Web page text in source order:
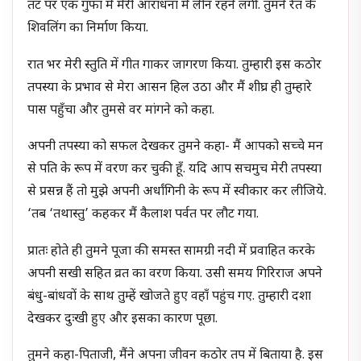
तट पर एक गुफा में मेरी आराधना में लीन रहने लगीं. तुमने रेत के
शिवलिंग का निर्माण किया.
रात भर मेरी स्तुति में गीत गाकर जागरण किया. तुम्हारी इस कठोर
तपस्या के प्रभाव से मेरा आसन हिल उठा और मैं शीघ्र ही तुम्हारे
पास पहुँचा और तुमसे वर मांगने को कहा.
अपनी तपस्या को सफल देखकर तुमने कहा- मैं आपको सच्चे मन
से पति के रूप में वरण कर चुकी हूँ. यदि आप सचमुच मेरी तपस्या
से प्रसन्न हैं तो मुझे अपनी अर्धांगिनी के रूप में स्वीकार कर लीजिये.
‘तब ‘तथास्तु’ कहकर मैं कैलाश पर्वत पर लौट गया.
प्रातः होते ही तुमने पूजा की समस्त सामग्री नदी में प्रवाहित करके
अपनी सखी सहित व्रत का वरण किया. उसी समय गिरिराज अपने
बंधु-बांधवों के साथ तुम्हें खोजते हुए वहाँ पहुंच गए. तुम्हारी दशा
देखकर दुःखी हुए और इसका कारण पूछा.
तुमने कहा-पिताजी, मैंने अपना जीवन कठोर तप में बिताया है. इस